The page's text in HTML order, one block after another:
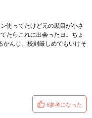
使ってたけど元の黒目が小さ
たらこれに出会ったヨ。ちょ
んじ。校則厳しめでもいけそ
6参考になった